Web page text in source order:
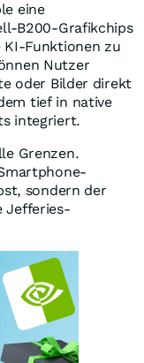
eine
B200-Grafikchips
KI-Funktionen zu
Nutzer
oder Bilder direkt
tief in native
integriert.
Grenzen.
sondern der
Jefferies-